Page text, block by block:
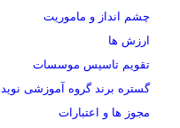
چشم انداز و ماموریت
ارزش ها
تقویم تاسیس موسسات
گستره برند گروه آموزشی نوید
مجوز ها و اعتبارات